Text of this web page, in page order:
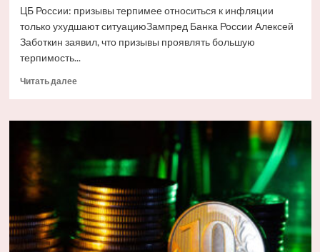
ЦБ России: призывы терпимее относиться к инфляции
только ухудшают ситуациюЗампред Банка России Алексей
Заботкин заявил, что призывы проявлять большую
терпимость...
Читать далееПрочитать
ЦБ
терпимее
относиться
к
инфляции
только
ухудшают
ситуацию